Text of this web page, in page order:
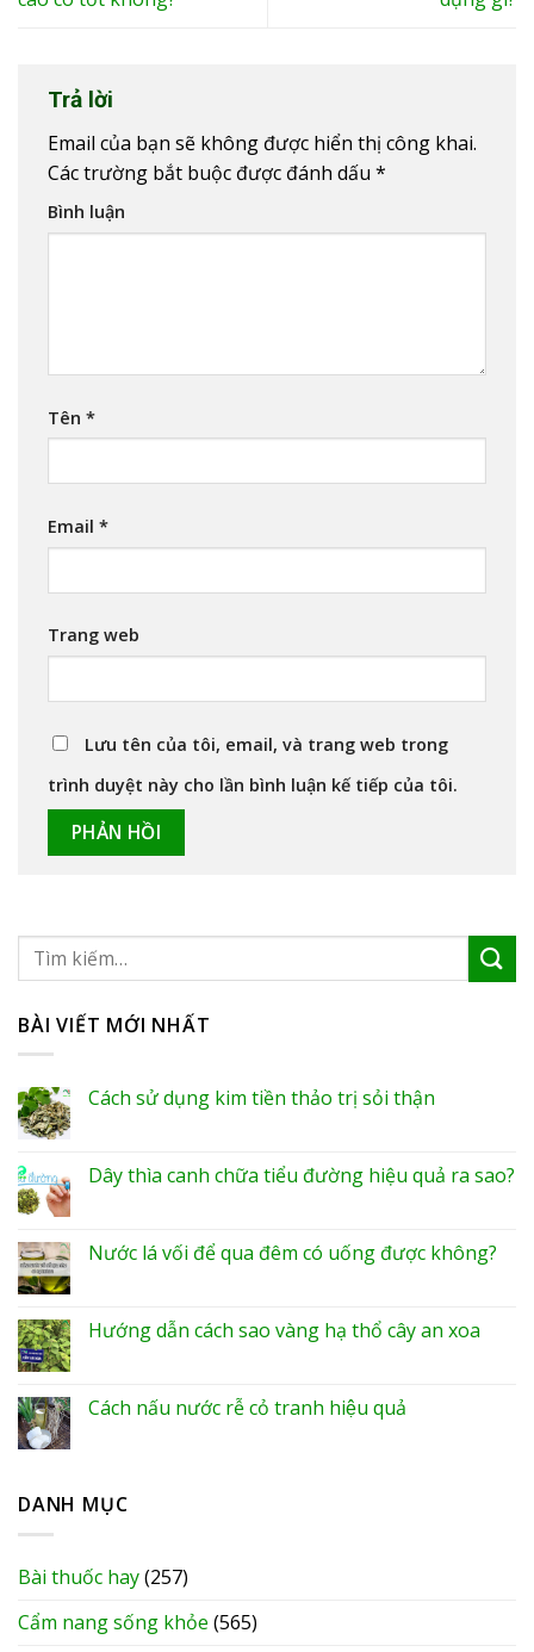
Trả lời
Email của bạn sẽ không được hiển thị công khai.
Các trường bắt buộc được đánh dấu *
Bình luận
Tên *
Email *
Trang web
Lưu tên của tôi, email, và trang web trong
trình duyệt này cho lần bình luận kế tiếp của tôi.
BÀI VIẾT MỚI NHẤT
Cách sử dụng kim tiền thảo trị sỏi thận
Dây thìa canh chữa tiểu đường hiệu quả ra sao?
Nước lá vối để qua đêm có uống được không?
Hướng dẫn cách sao vàng hạ thổ cây an xoa
Cách nấu nước rễ cỏ tranh hiệu quả
DANH MỤC
Bài thuốc hay(257)
Cẩm nang sống khỏe (565)